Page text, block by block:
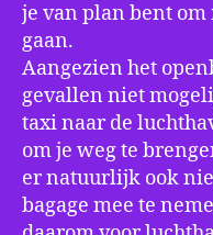
je van plan bent
gaan.
Aangezien het
gevallen niet
taxi naar de
om je weg te
er natuurlijk ook
bagage mee te